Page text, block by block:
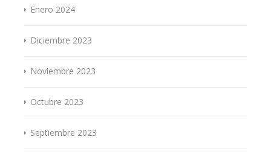
Enero 2024
Diciembre 2023
Noviembre 2023
Octubre 2023
Septiembre 2023